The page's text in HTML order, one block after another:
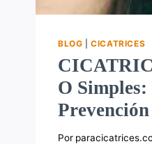
BLOG |CICATRICES
O
Prevención
Por